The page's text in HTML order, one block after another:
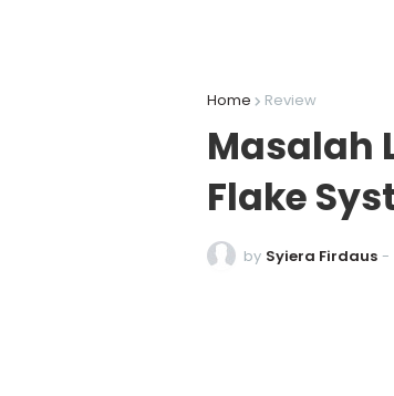
Home Review
Masalah
Flake
by Syiera Firdaus -